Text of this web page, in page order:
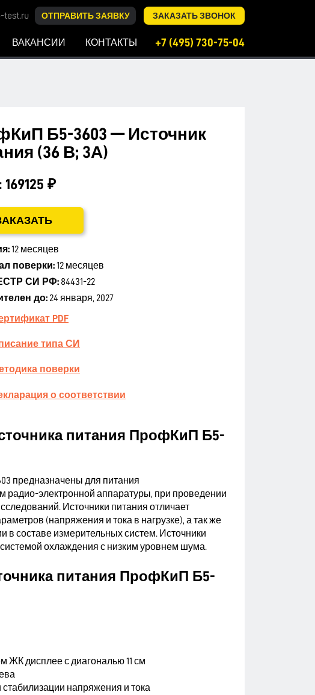
test.ru ОТПРАВИТЬ ЗАЯВКУ ЗАКАЗАТЬ ЗВОНОК
ВАКАНСИИ КОНТАКТЫ +7 (495) 730-75-04
Б5-3603 — Источник
(36 В; 3А)
169125 ₽
12 месяцев
поверки:12 месяцев
СИ РФ: 84431-22
до: 24 января, 2027
PDF
типа СИ
поверки
о соответствии
питания ПрофКиП Б5-
предназначены для питания
радио-электронной аппаратуры, при проведении
Источники питания отличает
(напряжения и тока в нагрузке), а так же
в составе измерительных систем. Источники
охлаждения с низким уровнем шума.
питания ПрофКиП Б5-
ЖК дисплее с диагональю 11 см
напряжения и тока